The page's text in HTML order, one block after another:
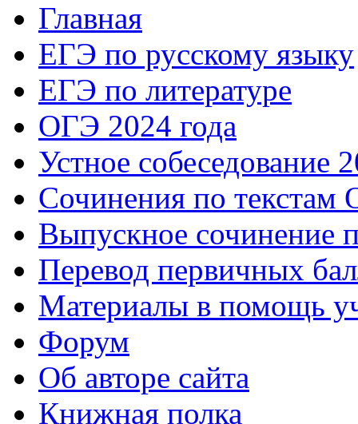
Главная
ЕГЭ по русскому языку
ЕГЭ по литературе
ОГЭ 2024 года
Устное собеседование
Сочинения по текстам
Выпускное сочинение
Перевод первичных
Материалы в помощь
Форум
Об авторе сайта
Книжная полка